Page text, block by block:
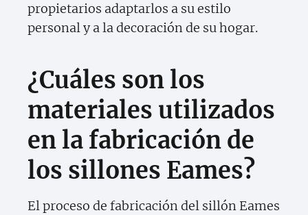
propietarios adaptarlos a su estilo
personal y a la decoración de su hogar.
¿Cuáles son los
materiales utilizados
en la fabricación de
los sillones Eames?
El proceso de fabricación del sillón Eames